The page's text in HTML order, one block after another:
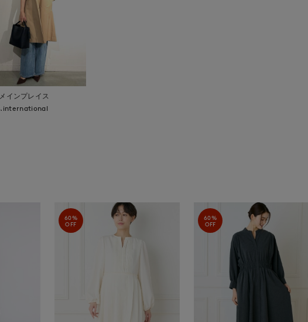
インプレイス
60%
OFF
60%
OFF